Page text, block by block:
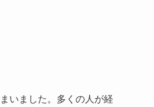
いました。多くの人が経